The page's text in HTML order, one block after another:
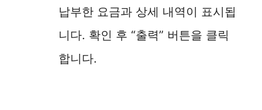
납부한 요금과 상세 내역이 표시됩
니다. 확인 후 “출력” 버튼을 클릭
합니다.